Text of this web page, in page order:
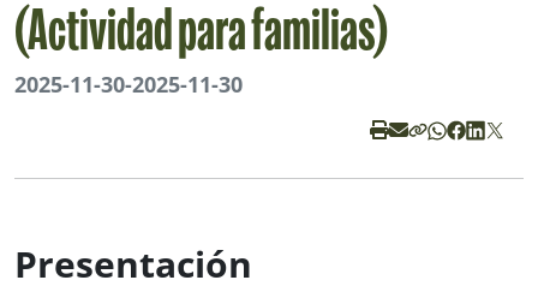
(Actividad para familias)
2025-11-30-2025-11-30
Presentación